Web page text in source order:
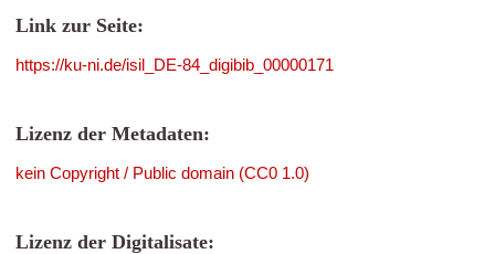
Link zur Seite:
https://ku-ni.de/isil_DE-84_digibib_00000171
Lizenz der Metadaten:
kein Copyright / Public domain (CC0 1.0)
Lizenz der Digitalisate: